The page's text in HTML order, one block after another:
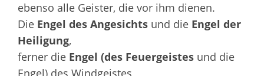
ebenso alle Geister, die vor ihm dienen.
Die Engel des Angesichts und die Engel der
Heiligung,
ferner die Engel (des Feuergeistes und die